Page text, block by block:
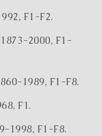
F1-F2.
2000, F1-
1989, F1-F8.
F1.
1998, F1-F8.